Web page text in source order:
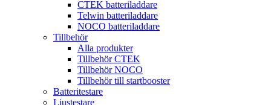
CTEK batteriladdare
Telwin batteriladdare
NOCO batteriladdare
Tillbehör
Alla produkter
Tillbehör CTEK
Tillbehör NOCO
Tillbehör till startbooster
Batteritestare
Ljustestare